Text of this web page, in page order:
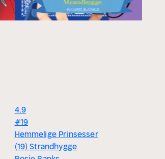
4.9
#19
Hemmelige Prinsesser
(19) Strandhygge